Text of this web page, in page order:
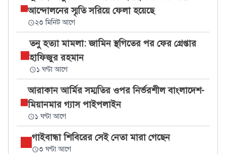
আন্দোলনের স্মৃতি সরিয়ে ফেলা হয়েছে
২৩ মিনিট আগে
তনু হত্যা মামলা: জামিন স্থগিতের পর ফের গ্রেপ্তার
হাফিজুর রহমান
১ ঘণ্টা আগে
আরাকান আর্মির সম্মতির ওপর নির্ভরশীল বাংলাদেশ-
মিয়ানমার গ্যাস পাইপলাইন
১ ঘণ্টা আগে
গাইবান্ধা শিবিরের সেই নেতা মারা গেছেন
৩ ঘণ্টা আগে